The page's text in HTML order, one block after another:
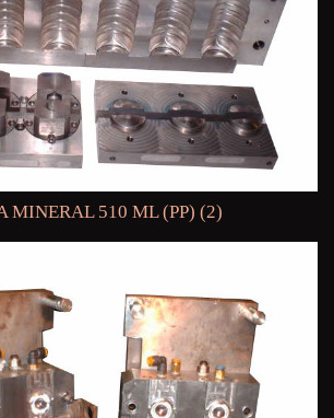
MINERAL 510 ML (PP) (2)